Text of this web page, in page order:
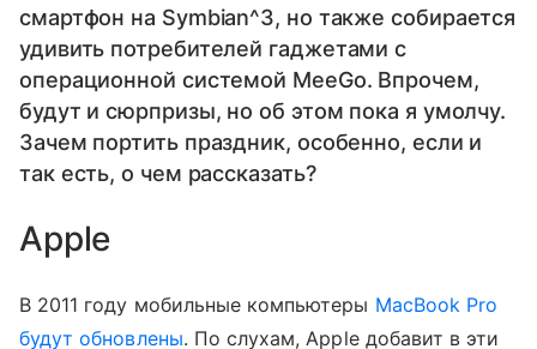
смартфон на Symbian^3, но также собирается
удивить потребителей гаджетами с
операционной системой MeeGo. Впрочем,
будут и сюрпризы, но об этом пока я умолчу.
Зачем портить праздник, особенно, если и
так есть, о чем рассказать?
Apple
В 2011 году мобильные компьютеры MacBook Pro
будут обновлены. По слухам, Apple добавит в эти